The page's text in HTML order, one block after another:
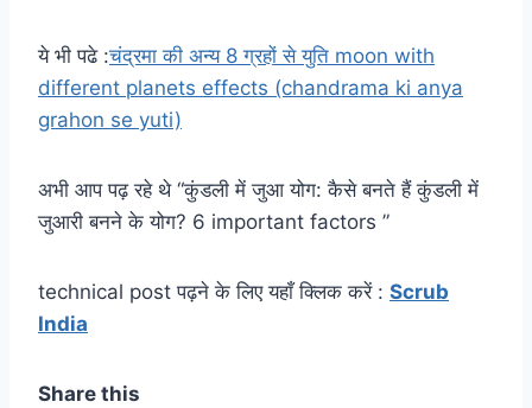
ये भी पढे :चंद्रमा की अन्य 8 ग्रहों से युति moon with
different planets effects (chandrama ki anya
grahon se yuti)
अभी आप पढ़ रहे थे “कुंडली में जुआ योग: कैसे बनते हैं कुंडली में
जुआरी बनने के योग? 6 important factors ”
technical post पढ़ने के लिए यहाँ क्लिक करें : Scrub
India
Share this